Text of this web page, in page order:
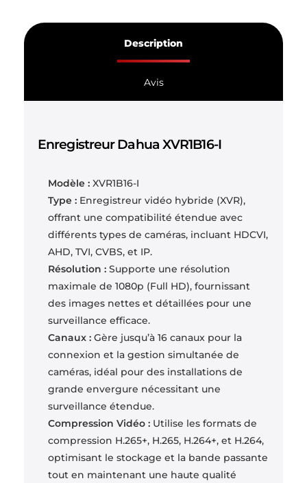
Description
Avis
Enregistreur Dahua XVR1B16-I
Modèle :XVR1B16-I
Type :Enregistreur vidéo hybride (XVR),
offrant une compatibilité étendue avec
différents types de caméras, incluant HDCVI,
AHD, TVI, CVBS, et IP.
Résolution :Supporte une résolution
maximale de 1080p (Full HD), fournissant
des images nettes et détaillées pour une
surveillance efficace.
Canaux :Gère jusqu’à 16 canaux pour la
connexion et la gestion simultanée de
caméras, idéal pour des installations de
grande envergure nécessitant une
surveillance étendue.
Compression Vidéo :Utilise les formats de
compression H.265+, H.265, H.264+, et H.264,
optimisant le stockage et la bande passante
tout en maintenant une haute qualité